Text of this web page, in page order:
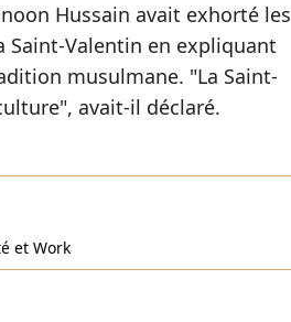
Hussain avait exhorté les
Saint-Valentin en expliquant
musulmane. "La Saint-
avait-il déclaré.
et Work